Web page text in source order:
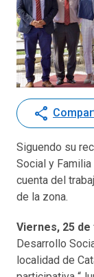
share
Siguendo su
Social y
cuenta del
de la zona.
Viernes, 25
Desarrollo
localidad de